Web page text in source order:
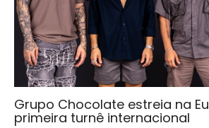
Grupo Chocolate estreia na
primeira turnê internacional